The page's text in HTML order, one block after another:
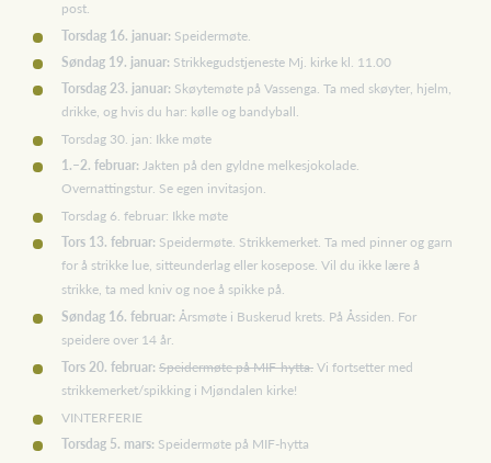
post.
Torsdag 16. januar: Speidermøte.
Søndag 19. januar: Strikkegudstjeneste Mj. kirke kl. 11.00
Torsdag 23. januar: Skøytemøte på Vassenga. Ta med skøyter, hjelm,
drikke, og hvis du har: kølle og bandyball.
Torsdag 30. jan: Ikke møte
1.–2. februar: Jakten på den gyldne melkesjokolade.
Overnattingstur. Se egen invitasjon.
Torsdag 6. februar: Ikke møte
Tors 13. februar: Speidermøte. Strikkemerket. Ta med pinner og garn
for å strikke lue, sitteunderlag eller kosepose. Vil du ikke lære å
strikke, ta med kniv og noe å spikke på.
Søndag 16. februar: Årsmøte i Buskerud krets. På Åssiden. For
speidere over 14 år.
Tors 20. februar: Speidermøte på MIF-hytta.Vi fortsetter med
strikkemerket/spikking i Mjøndalen kirke!
VINTERFERIE
Torsdag 5. mars: Speidermøte på MIF-hytta